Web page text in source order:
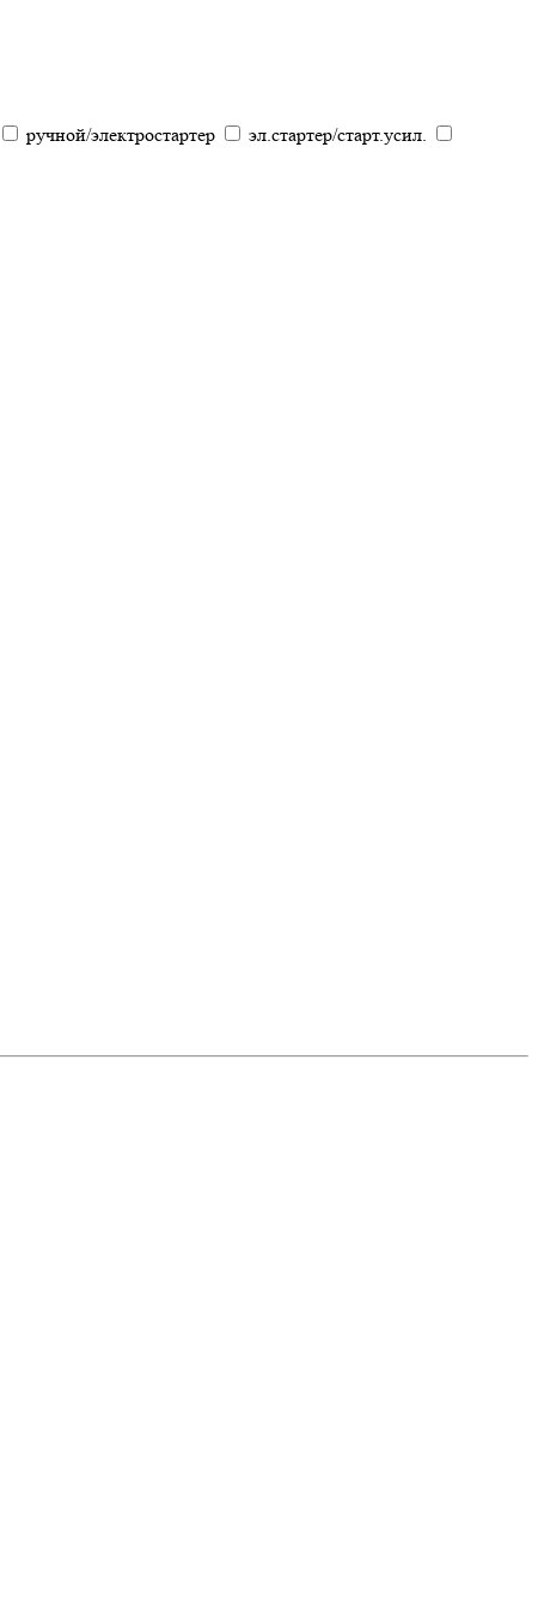
ручной/электростартер
эл.стартер/старт.усил.